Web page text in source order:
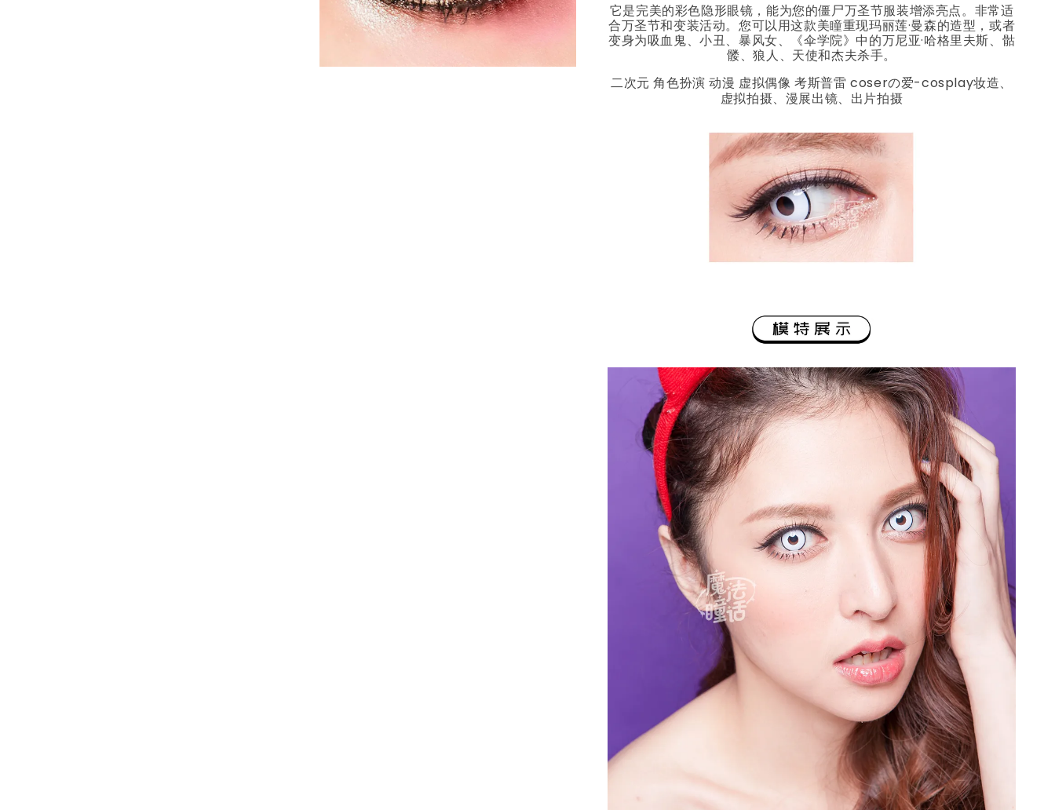
它是完美的彩色隐形眼镜，能为您的僵尸万圣节服装增添亮点。非常适
合万圣节和变装活动。您可以用这款美瞳重现玛丽莲·曼森的造型，或者
变身为吸血鬼、小丑、暴风女、《伞学院》中的万尼亚·哈格里夫斯、骷
髅、狼人、天使和杰夫杀手。
二次元 角色扮演 动漫 虚拟偶像 考斯普雷 coserの爱-cosplay妆造、
虚拟拍摄、漫展出镜、出片拍摄